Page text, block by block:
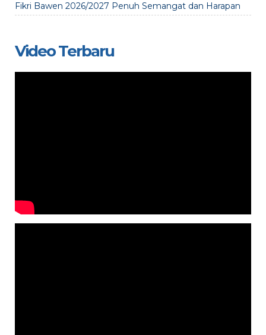
Fikri Bawen 2026/2027 Penuh Semangat dan Harapan
Video Terbaru